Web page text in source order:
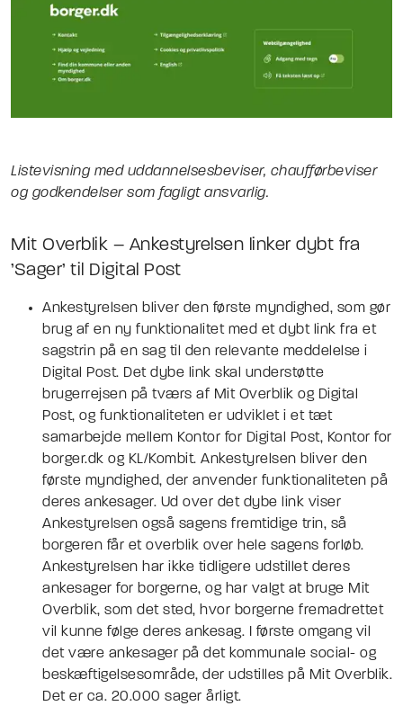
Listevisning med uddannelsesbeviser, chaufførbeviser
og godkendelser som fagligt ansvarlig.
Mit Overblik – Ankestyrelsen linker dybt fra
’Sager’ til Digital Post
Ankestyrelsen bliver den første myndighed, som gør
brug af en ny funktionalitet med et dybt link fra et
sagstrin på en sag til den relevante meddelelse i
Digital Post. Det dybe link skal understøtte
brugerrejsen på tværs af Mit Overblik og Digital
Post, og funktionaliteten er udviklet i et tæt
samarbejde mellem Kontor for Digital Post, Kontor for
borger.dk og KL/Kombit. Ankestyrelsen bliver den
første myndighed, der anvender funktionaliteten på
deres ankesager. Ud over det dybe link viser
Ankestyrelsen også sagens fremtidige trin, så
borgeren får et overblik over hele sagens forløb.
Ankestyrelsen har ikke tidligere udstillet deres
ankesager for borgerne, og har valgt at bruge Mit
Overblik, som det sted, hvor borgerne fremadrettet
vil kunne følge deres ankesag. I første omgang vil
det være ankesager på det kommunale social- og
beskæftigelsesområde, der udstilles på Mit Overblik.
Det er ca. 20.000 sager årligt.